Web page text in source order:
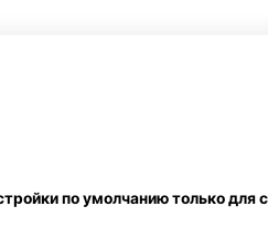
животными
на данных пользователей
по умолчанию только для